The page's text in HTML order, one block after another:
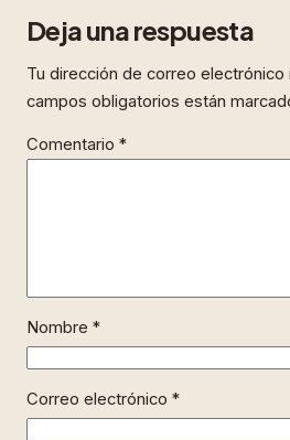
Deja una respuesta
Tu dirección de correo electrónico
campos obligatorios están
Comentario *
Nombre *
Correo electrónico *